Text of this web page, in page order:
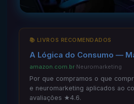
📚 LIVROS RECOMENDADOS
A Lógica do Consumo —
amazon.com.br·Neuromarketing
Por que compramos o que
e neuromarketing aplicados ao
avaliações ★4.6.